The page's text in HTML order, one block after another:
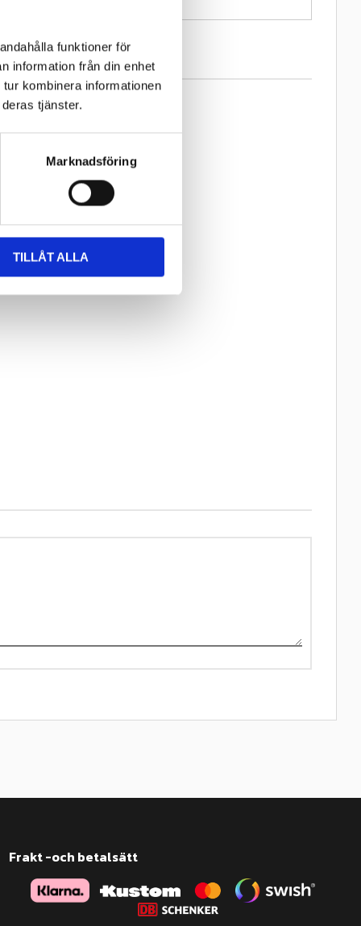
funktioner för
information från din enhet
kombinera informationen
tjänster.
Marknadsföring
TILLÅT ALLA
Frakt -och betalsätt